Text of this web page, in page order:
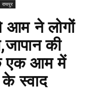
रायपुर
आम ने लोगों
की
एक आम में
स्वाद